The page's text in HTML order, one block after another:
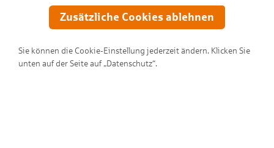
Zusätzliche Cookies ablehnen
Sie können die Cookie-Einstellung jederzeit ändern. Klicken Sie
unten auf der Seite auf „Datenschutz“.